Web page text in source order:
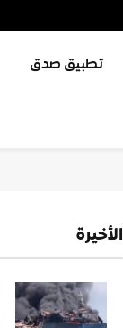
تطبيق صدق
الأخيرة